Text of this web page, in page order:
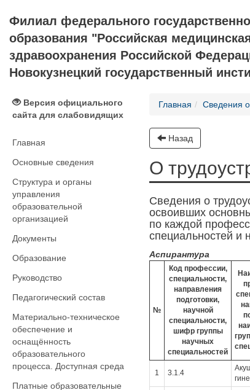
Филиал федерального
образования "Российская
здравоохранения Российской
Новокузнецкий государственный
Версия официального
сайта для слабовидящих
Главная
Основные сведения
Структура и органы
управления
образовательной
организацией
Документы
Образование
Руководство
Педагогический состав
Материально-техническое
обеспечение и
оснащённость
образовательного
процесса. Доступная среда
Платные образовательные
Главная Сведения
Назад
О
Сведения о
освоивших
по каждой
специальностей и
Аспирантура
№
Код профессии,
специальности,
направления
подготовки,
научной
специальности,
шифр группы
научных
специальностей
1 3.1.4